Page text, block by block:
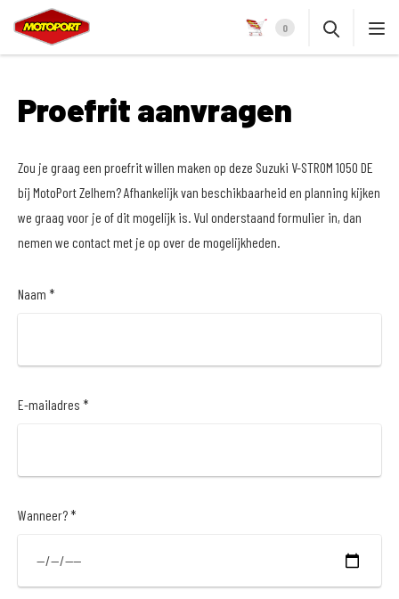
0
Proefrit aanvragen
Zou je graag een proefrit willen maken op deze Suzuki V-STROM 1050 DE
bij MotoPort Zelhem? Afhankelijk van beschikbaarheid en planning kijken
we graag voor je of dit mogelijk is. Vul onderstaand formulier in, dan
nemen we contact met je op over de mogelijkheden.
Naam *
E-mailadres *
Wanneer? *